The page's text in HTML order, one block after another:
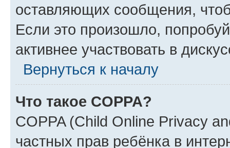
оставляющих сообщения,
Если это произошло,
активнее участвовать в
Вернуться к началу
Что такое COPPA?
COPPA (Child Online Privacy
частных прав ребёнка в